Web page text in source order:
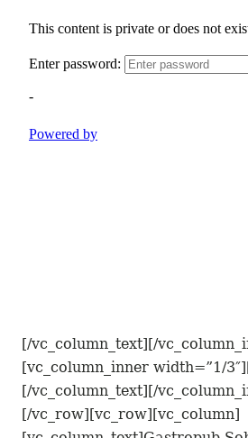
[/vc_column_text][/
[vc_column_inner width=”1/
[/vc_column_text][/
[/vc_row][vc_row][vc_column]